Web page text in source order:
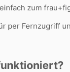
zum
per Fernzugriff